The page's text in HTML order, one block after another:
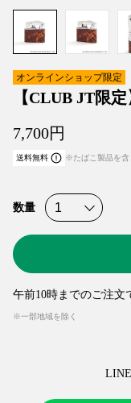
オンラインショップ限定
【CLUB JT限
7,700円
送料無料 ※たばこ製品を含
午前10時までのご注文
※一部地域を除く
数量